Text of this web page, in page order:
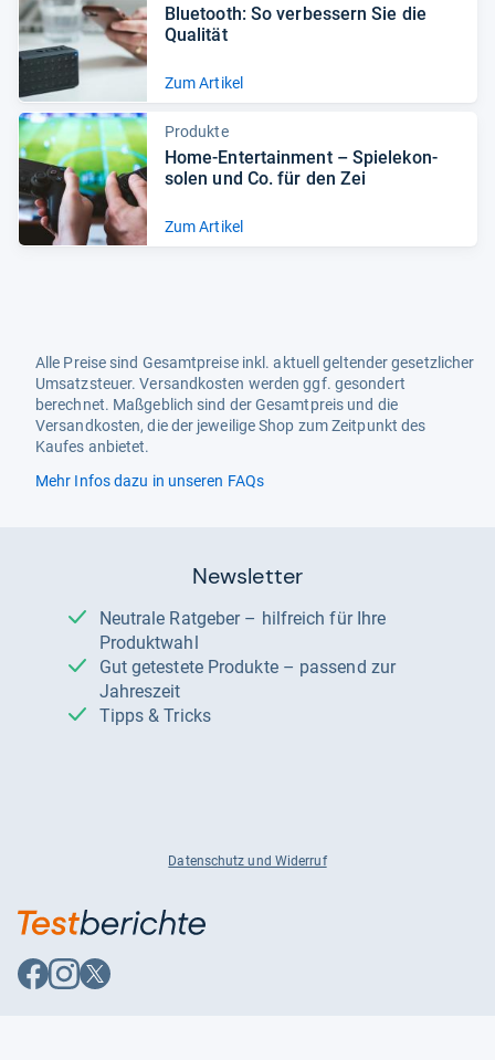
Blue­tooth: So ver­bes­sern Sie die
Qua­li­tät
Zum Artikel
Produkte
Home-​Enter­tain­ment – Spiele­kon­
so­len und Co. für den Zei
Zum Artikel
Alle Preise sind Gesamtpreise inkl. aktuell geltender gesetzlicher
Umsatzsteuer. Versandkosten werden ggf. gesondert
berechnet. Maßgeblich sind der Gesamtpreis und die
Versandkosten, die der jeweilige Shop zum Zeitpunkt des
Kaufes anbietet.
Mehr Infos dazu in unseren FAQs
Newsletter
Neutrale Ratgeber – hilfreich für Ihre
Produktwahl
Gut getestete Produkte – passend zur
Jahreszeit
Tipps & Tricks
Datenschutz und Widerruf
Auf
Facebook
Auf
Instagram
Auf
X